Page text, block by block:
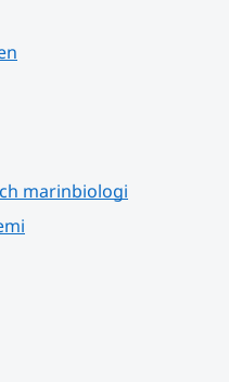
marinbiologi